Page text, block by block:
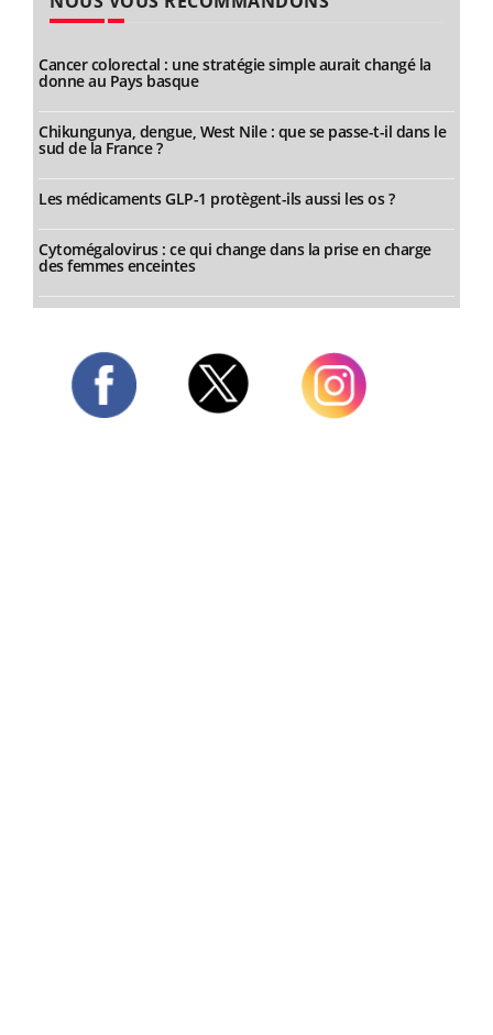
Cancer colorectal : une stratégie simple aurait changé la
donne au Pays basque
Chikungunya, dengue, West Nile : que se passe-t-il dans le
sud de la France ?
Les médicaments GLP-1 protègent-ils aussi les os ?
Cytomégalovirus : ce qui change dans la prise en charge
des femmes enceintes